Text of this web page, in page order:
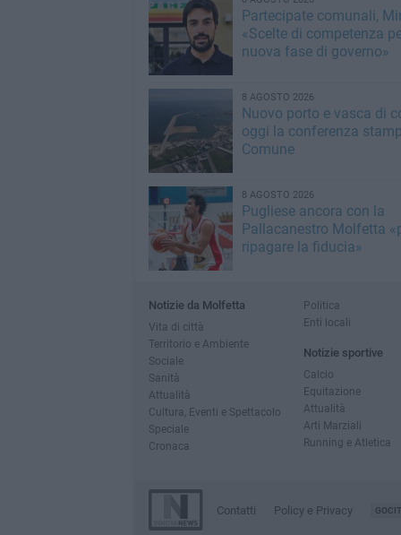
Partecipate comunali,
«Scelte di competenza
nuova fase di governo»
8 AGOSTO 2026
Nuovo porto e vasca di
oggi la conferenza
Comune
8 AGOSTO 2026
Pugliese ancora con la
Pallacanestro Molfetta
ripagare la fiducia»
Notizie da Molfetta
Vita di città
Territorio e Ambiente
Sociale
Sanità
Attualità
Cultura, Eventi e Spettacolo
Speciale
Cronaca
Politica
Enti locali
Notizie sportive
Calcio
Equitazione
Attualità
Arti Marziali
Running e Atletica
Contatti Policy e Privacy